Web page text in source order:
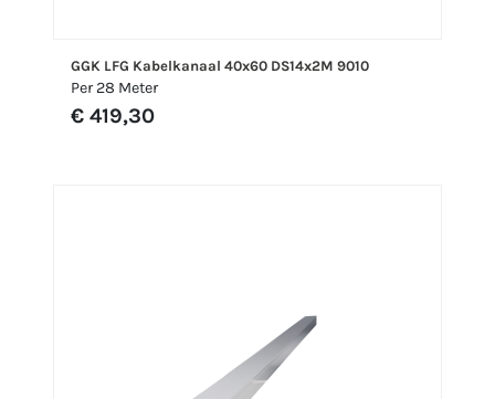
GGK LFG Kabelkanaal 40x60 DS14x2M 9010
Per 28 Meter
€ 419,30